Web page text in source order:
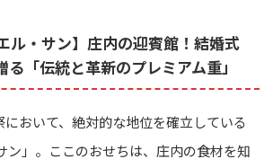
ル・サン】庄内の迎賓館！結婚式
「伝統と革新のプレミアム重」
おいて、絶対的な地位を確立している
ン」。ここのおせちは、庄内の食材を知